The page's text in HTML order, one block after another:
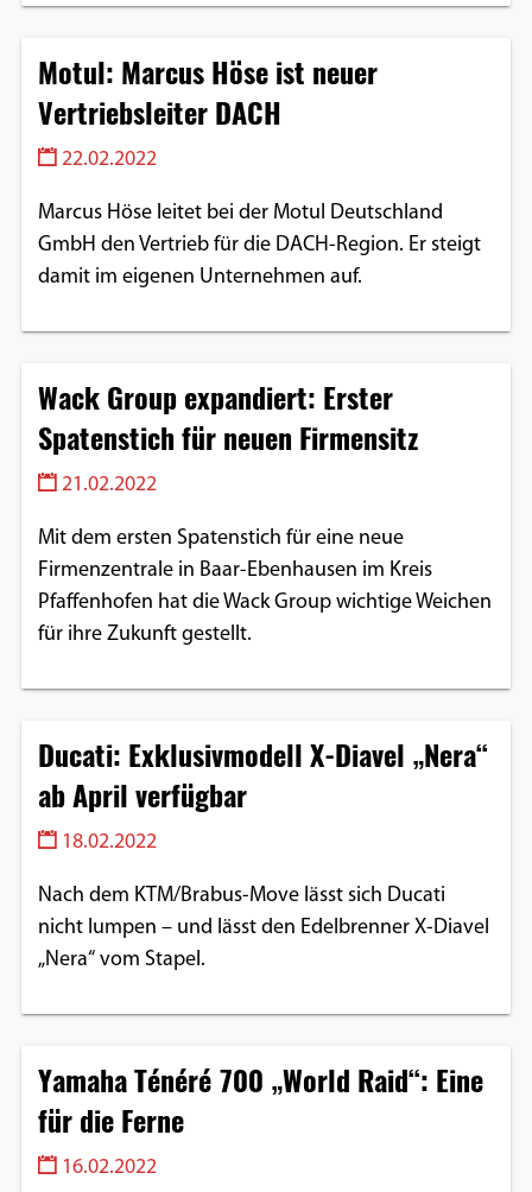
Motul: Marcus Höse ist neuer
Vertriebsleiter DACH
22.02.2022
Marcus Höse leitet bei der Motul Deutschland
GmbH den Vertrieb für die DACH-Region. Er steigt
damit im eigenen Unternehmen auf.
Wack Group expandiert: Erster
Spatenstich für neuen Firmensitz
21.02.2022
Mit dem ersten Spatenstich für eine neue
Firmenzentrale in Baar-Ebenhausen im Kreis
Pfaffenhofen hat die Wack Group wichtige Weichen
für ihre Zukunft gestellt.
Ducati: Exklusivmodell X-Diavel „Nera“
ab April verfügbar
18.02.2022
Nach dem KTM/Brabus-Move lässt sich Ducati
nicht lumpen – und lässt den Edelbrenner X-Diavel
„Nera“ vom Stapel.
Yamaha Ténéré 700 „World Raid“: Eine
für die Ferne
16.02.2022